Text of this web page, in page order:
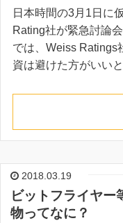
日本時間の3月1日に
Rating社が緊急討論
では、Weiss Ratings
資は避けた方がいい
2018.03.19
ビットフライヤー
物ってなに？